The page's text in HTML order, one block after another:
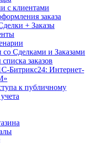
с клиентами
заказа
+ Заказы
Сделками и Заказами
заказов
Битрикс24: Интернет-
к публичному